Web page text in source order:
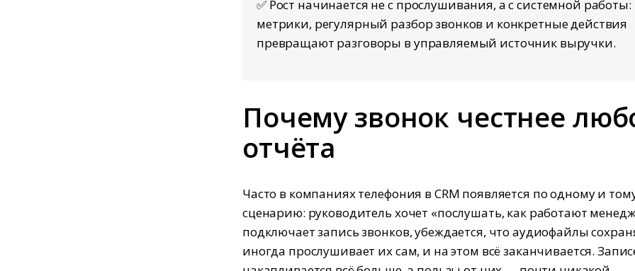
✅ Рост начинается не с прослушивания, а с системной работы:
метрики, регулярный разбор звонков и конкретные действия
превращают разговоры в управляемый источник выручки.
Почему звонок честнее
отчёта
Часто в компаниях телефония в CRM появляется по одному и
сценарию: руководитель хочет «послушать, как работают
подключает запись звонков, убеждается, что аудиофайлы
иногда прослушивает их сам, и на этом всё заканчивается.